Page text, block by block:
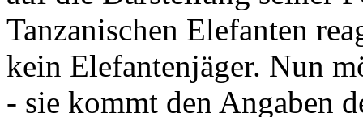
Tanzanischen Elefanten
kein Elefantenjäger. Nun
- sie kommt den Angaben